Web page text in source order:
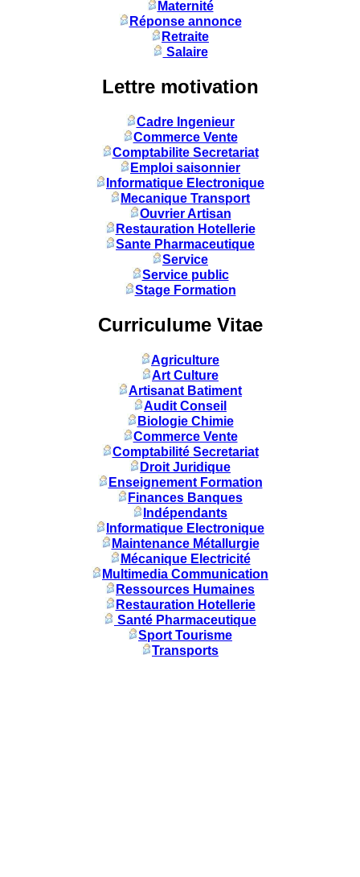
Maternité
Réponse annonce
Retraite
Salaire
Lettre motivation
Cadre Ingenieur
Commerce Vente
Comptabilite Secretariat
Emploi saisonnier
Informatique Electronique
Mecanique Transport
Ouvrier Artisan
Restauration Hotellerie
Sante Pharmaceutique
Service
Service public
Stage Formation
Curriculume Vitae
Agriculture
Art Culture
Artisanat Batiment
Audit Conseil
Biologie Chimie
Commerce Vente
Comptabilité Secretariat
Droit Juridique
Enseignement Formation
Finances Banques
Indépendants
Informatique Electronique
Maintenance Métallurgie
Mécanique Electricité
Multimedia Communication
Ressources Humaines
Restauration Hotellerie
Santé Pharmaceutique
Sport Tourisme
Transports